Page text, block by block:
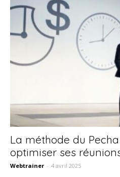
La méthode du
optimiser ses
Webtrainer - 4 avril 2025